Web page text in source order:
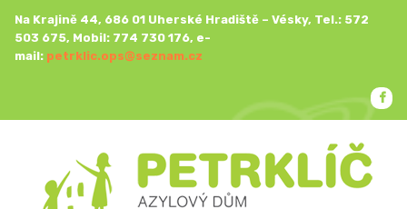
Na Krajině 44, 686 01 Uherské Hradiště – Vésky, Tel.: 572
503 675, Mobil: 774 730 176, e-
mail: petrklic.ops@seznam.cz